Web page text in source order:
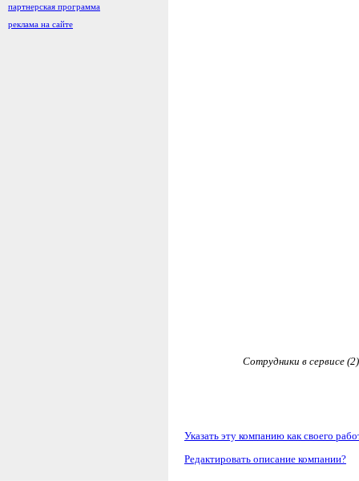
партнерская программа
реклама на сайте
Сотрудники в сервисе (2)
Указать эту компанию как своего
Редактировать описание компании?